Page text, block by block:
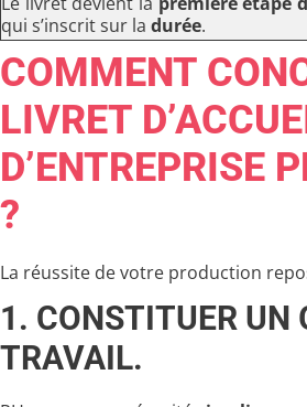
qui s’inscrit sur la durée.
COMMENT
LIVRET
D’ENTREPRISE
?
La réussite de votre production
1. CONSTITUER UN
TRAVAIL.